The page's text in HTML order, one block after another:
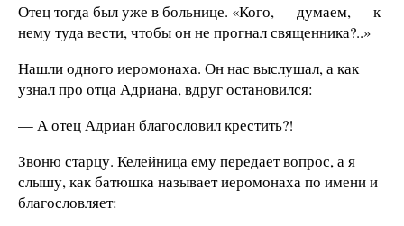
Отец тогда был уже в больнице. «Кого, — думаем, — к
нему туда вести, чтобы он не прогнал священника?..»
Нашли одного иеромонаха. Он нас выслушал, а как
узнал про отца Адриана, вдруг остановился:
— А отец Адриан благословил крестить?!
Звоню старцу. Келейница ему передает вопрос, а я
слышу, как батюшка называет иеромонаха по имени и
благословляет: